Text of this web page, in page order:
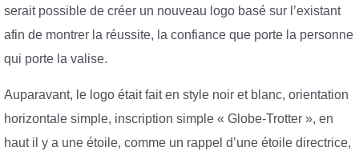
serait possible de créer un nouveau logo basé sur l’existant
afin de montrer la réussite, la confiance que porte la personne
qui porte la valise.
Auparavant, le logo était fait en style noir et blanc, orientation
horizontale simple, inscription simple « Globe-Trotter », en
haut il y a une étoile, comme un rappel d’une étoile directrice,